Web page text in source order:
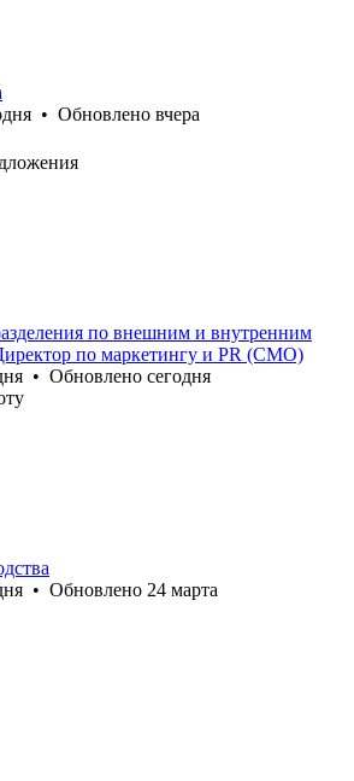
• Обновлено вчера
по внешним и внутренним
по маркетингу и PR (CMO)
• Обновлено сегодня
• Обновлено 24 марта